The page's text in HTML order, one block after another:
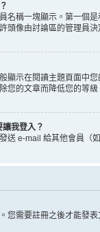
名稱一塊顯示。第一個
頭像由討論區的管理員
顯示在閱讀主題頁面中
您的文章而降低您的等級
我登入？
送 e-mail 給其他會員（
您需要註冊之後才能發